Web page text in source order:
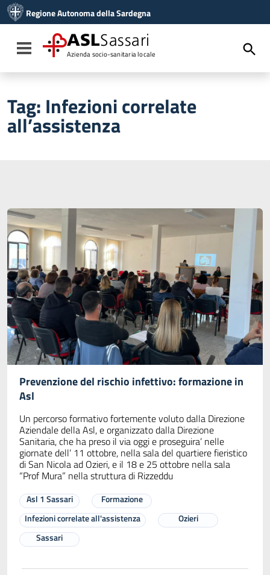
Vai al menu di navigazione
Vai al footer
Regione Autonoma della Sardegna
Toggle navigation
ASLSassari
Azienda socio-sanitaria locale
Tag: Infezioni correlate
all’assistenza
Prevenzione del rischio infettivo: formazione in
Asl
Un percorso formativo fortemente voluto dalla Direzione
Aziendale della Asl, e organizzato dalla Direzione
Sanitaria, che ha preso il via oggi e proseguira’ nelle
giornate dell’ 11 ottobre, nella sala del quartiere fieristico
di San Nicola ad Ozieri, e il 18 e 25 ottobre nella sala
“Prof Mura” nella struttura di Rizzeddu
Asl 1 Sassari
Formazione
Infezioni correlate all'assistenza
Ozieri
Sassari